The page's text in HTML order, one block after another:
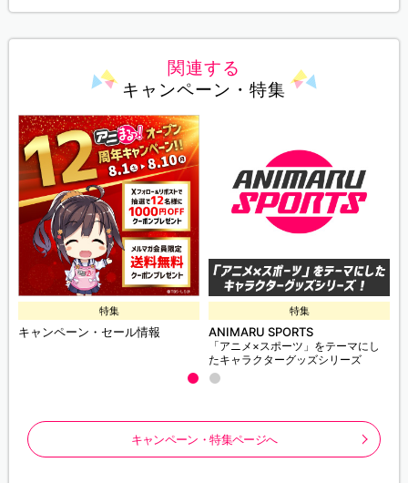
関連する
キャンペーン・特集
特集
キャンペーン・セール情報
特集
ANIMARU SPORTS
「アニメ×スポーツ」をテーマにし
たキャラクターグッズシリーズ
キャンペーン・特集ページへ